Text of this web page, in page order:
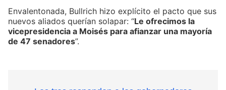
Envalentonada, Bullrich hizo explícito el pacto que sus
nuevos aliados querían solapar: “Le ofrecimos la
vicepresidencia a Moisés para afianzar una mayoría
de 47 senadores”.